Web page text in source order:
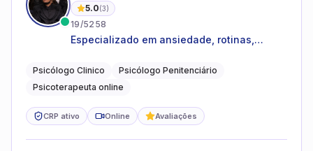
5.0(3)
19/5258
Especializado em ansiedade, rotinas,
familiares e questões comportamentais.
Psicólogo Clinico
Psicólogo Penitenciário
Psicoterapeuta online
CRP ativo Online Avaliações